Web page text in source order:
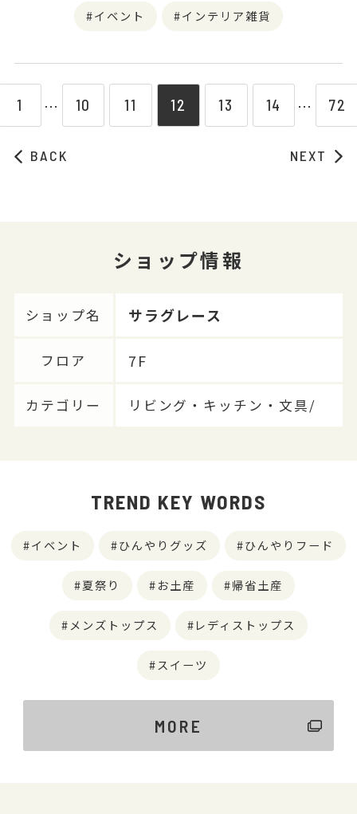
イベント インテリア雑貨
BACK
1 ⋯ 10 11 12 13 14 ⋯ 72
NEXT
ショップ情報
ショップ名 サラグレース
フロア 7F
カテゴリー リビング・キッチン・文具/
TREND KEY WORDS
イベント ひんやりグッズ ひんやりフード
夏祭り お土産 帰省土産
メンズトップス レディストップス
スイーツ
MORE